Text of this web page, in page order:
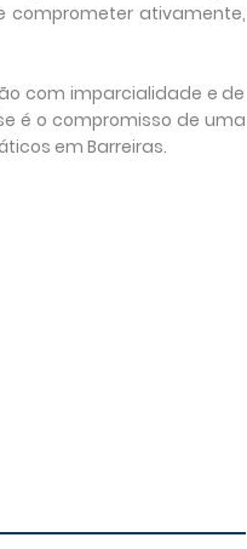
comprometer ativamente,
com imparcialidade e de
é o compromisso de uma
em Barreiras.